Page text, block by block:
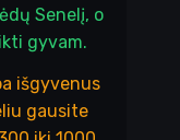
Senelį, o
gyvam.
išgyvenus
gausite